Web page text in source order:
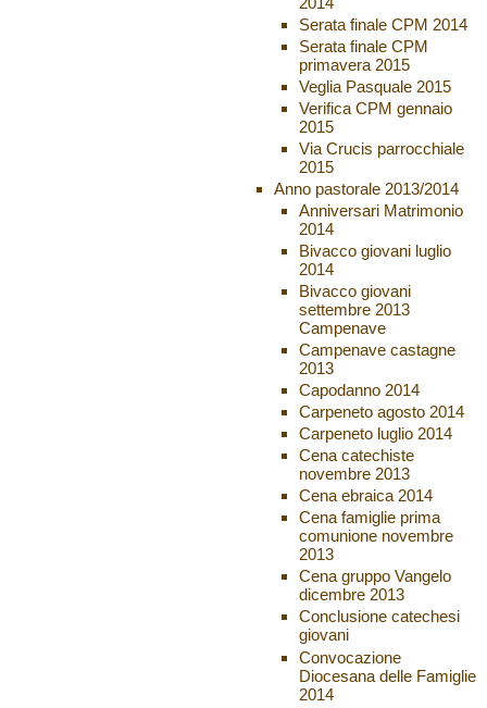
Serata finale CPM 2014
Serata finale CPM
primavera 2015
Veglia Pasquale 2015
Verifica CPM gennaio
2015
Via Crucis parrocchiale
2015
Anno pastorale 2013/2014
Anniversari Matrimonio
2014
Bivacco giovani luglio
2014
Bivacco giovani
settembre 2013
Campenave
Campenave castagne
2013
Capodanno 2014
Carpeneto agosto 2014
Carpeneto luglio 2014
Cena catechiste
novembre 2013
Cena ebraica 2014
Cena famiglie prima
comunione novembre
2013
Cena gruppo Vangelo
dicembre 2013
Conclusione catechesi
giovani
Convocazione
Diocesana delle Famiglie
2014